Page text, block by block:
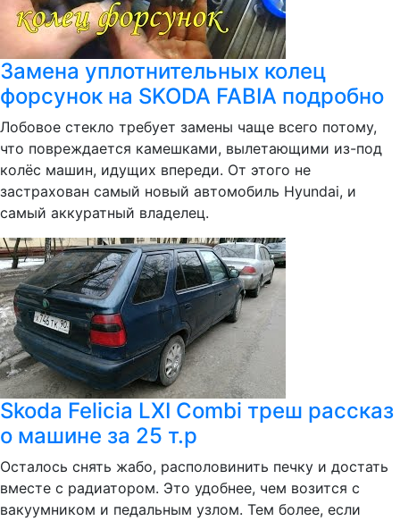
Замена уплотнительных колец
форсунок на SKODA FABIA подробно
Лобовое стекло требует замены чаще всего потому,
что повреждается камешками, вылетающими из-под
колёс машин, идущих впереди. От этого не
застрахован самый новый автомобиль Hyundai, и
самый аккуратный владелец.
Skoda Felicia LXI Combi треш рассказ
о машине за 25 т.р
Осталось снять жабо, располовинить печку и достать
вместе с радиатором. Это удобнее, чем возится с
вакуумником и педальным узлом. Тем более, если